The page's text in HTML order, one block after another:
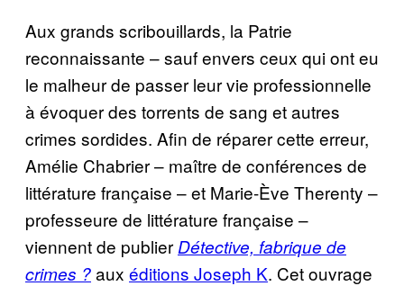
Aux grands scribouillards, la Patrie
reconnaissante – sauf envers ceux qui ont eu
le malheur de passer leur vie professionnelle
à évoquer des torrents de sang et autres
crimes sordides. Afin de réparer cette erreur,
Amélie Chabrier – maître de conférences de
littérature française – et Marie-Ève Therenty –
professeure de littérature française –
viennent de publier Détective, fabrique de
crimes ?aux éditions Joseph K. Cet ouvrage